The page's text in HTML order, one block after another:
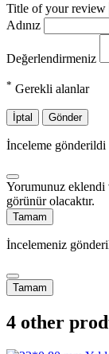
Title of your review
Adınız
Değerlendirmeniz
* Gerekli alanlar
İptal Gönder
İnceleme gönderildi
Yorumunuz eklendi
görünür olacaktır.
Tamam
İncelemeniz
Tamam
4 other